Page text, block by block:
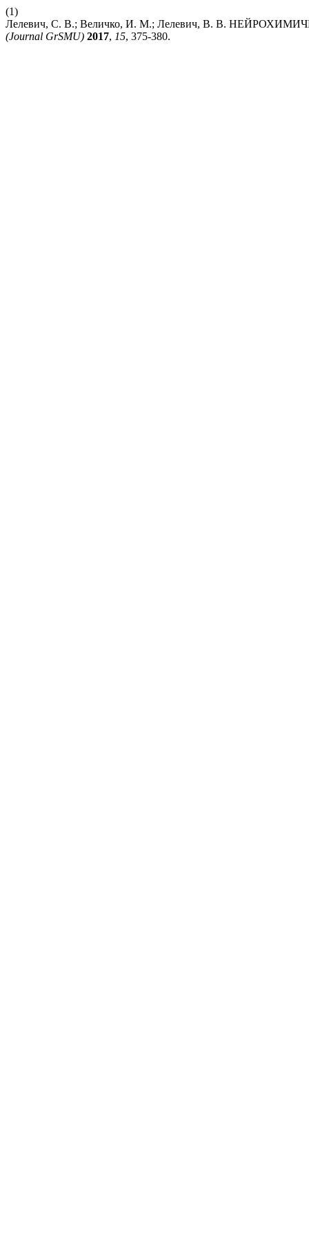
(1)
Лелевич, С. В.; Величко, И. М.; Лелевич, В. В.
(Journal GrSMU) 2017, 15, 375-380.